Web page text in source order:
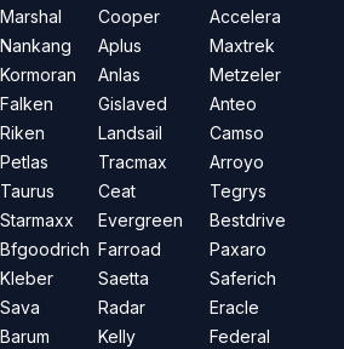
Marshal
Nankang
Kormoran
Falken
Riken
Petlas
Taurus
Starmaxx
Bfgoodrich
Kleber
Sava
Barum
Cooper
Aplus
Anlas
Gislaved
Landsail
Tracmax
Ceat
Evergreen
Farroad
Saetta
Radar
Kelly
Accelera
Maxtrek
Metzeler
Anteo
Camso
Arroyo
Tegrys
Bestdrive
Paxaro
Saferich
Eracle
Federal